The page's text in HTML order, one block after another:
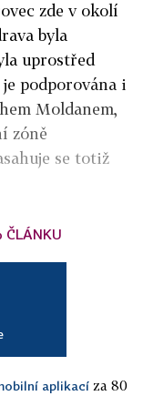
zde v okolí
byla
uprostřed
podporována i
Moldanem,
zóně
se totiž
ČLÁNKU
aplikací za 80